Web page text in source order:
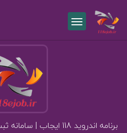
برنامه اندروید 118 ایجاب | سامانه ثبت الکترونیکی مشاغل کشور